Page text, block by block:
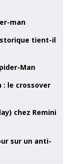
tient-il
: le crossover
sur un anti-